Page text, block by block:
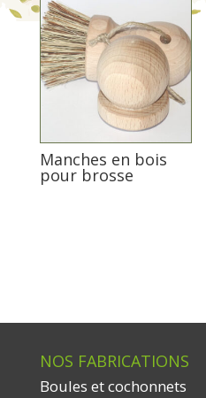
Manches en bois
pour brosse
NOS FABRICATIONS
Boules et cochonnets